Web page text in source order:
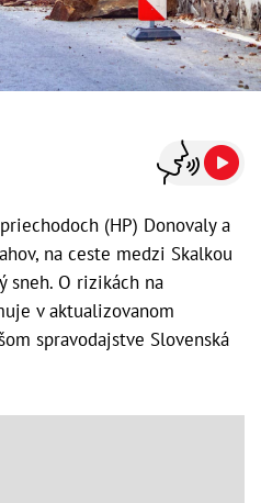
(HP) Donovaly a
na ceste medzi Skalkou
sneh. O rizikách na
v aktualizovanom
spravodajstve Slovenská